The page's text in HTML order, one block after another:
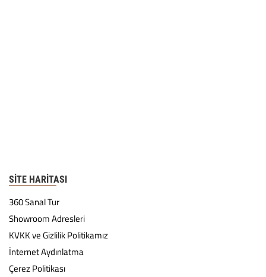
SITE HARITASI
360 Sanal Tur
Showroom Adresleri
KVKK ve Gizlilik Politikamız
İnternet Aydınlatma
Çerez Politikası